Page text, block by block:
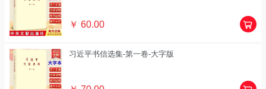
￥ 60.00
习近平书信选集-第一卷-大字版